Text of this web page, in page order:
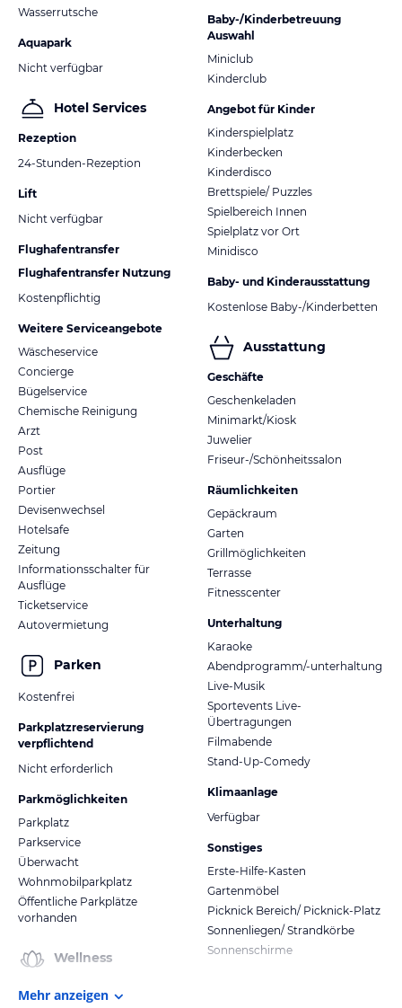
Wasserrutsche
Aquapark
Nicht verfügbar
Hotel Services
Rezeption
24-Stunden-Rezeption
Lift
Nicht verfügbar
Flughafentransfer
Flughafentransfer Nutzung
Kostenpflichtig
Weitere Serviceangebote
Wäscheservice
Concierge
Bügelservice
Chemische Reinigung
Arzt
Post
Ausflüge
Portier
Devisenwechsel
Hotelsafe
Zeitung
Informationsschalter für
Ausflüge
Ticketservice
Autovermietung
Parken
Kostenfrei
Parkplatzreservierung
verpflichtend
Nicht erforderlich
Parkmöglichkeiten
Parkplatz
Parkservice
Überwacht
Wohnmobilparkplatz
Öffentliche Parkplätze
vorhanden
Wellness
Baby-/Kinderbetreuung
Auswahl
Miniclub
Kinderclub
Angebot für Kinder
Kinderspielplatz
Kinderbecken
Kinderdisco
Brettspiele/ Puzzles
Spielbereich Innen
Spielplatz vor Ort
Minidisco
Baby- und Kinderausstattung
Kostenlose Baby-/Kinderbetten
Ausstattung
Geschäfte
Geschenkeladen
Minimarkt/Kiosk
Juwelier
Friseur-/Schönheitssalon
Räumlichkeiten
Gepäckraum
Garten
Grillmöglichkeiten
Terrasse
Fitnesscenter
Unterhaltung
Karaoke
Abendprogramm/-unterhaltung
Live-Musik
Sportevents Live-
Übertragungen
Filmabende
Stand-Up-Comedy
Klimaanlage
Verfügbar
Sonstiges
Erste-Hilfe-Kasten
Gartenmöbel
Picknick Bereich/ Picknick-Platz
Sonnenliegen/ Strandkörbe
Sonnenschirme
Mehr anzeigen